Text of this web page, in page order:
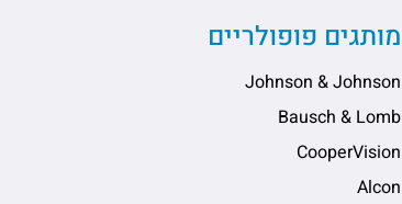
מותגים פופולריים
Johnson & Johnson
Bausch & Lomb
CooperVision
Alcon